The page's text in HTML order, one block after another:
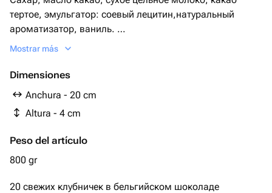
тертое, эмульгатор: соевый лецитин,натуральный
ароматизатор, ваниль.
Сублимированная клубника, малина 10 гр
Mostrar más
Dimensiones
Anchura - 20 cm
Altura - 4 cm
Peso del artículo
800 gr
20 свежих клубничек в бельгийском шоколаде